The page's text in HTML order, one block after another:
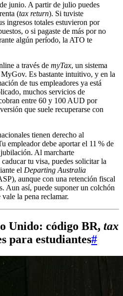
junio. A partir de julio puedes
(tax return). Si tuviste
ingresos totales estuvieron por
o si pagaste de más por no
algún período, la ATO te
a través de myTax, un sistema
Es bastante intuitivo, y en la
de tus empleadores ya está
muchos servicios de
entre 60 y 100 AUD por
que suele recuperarse con
tienen derecho al
empleador debe aportar el 11 % de
Al marcharte
tu visa, puedes solicitar la
el Departing Australia
aunque con una retención fiscal
Aun así, puede suponer un colchón
la pena reclamar.
Unido: código BR, tax
para estudiantes#